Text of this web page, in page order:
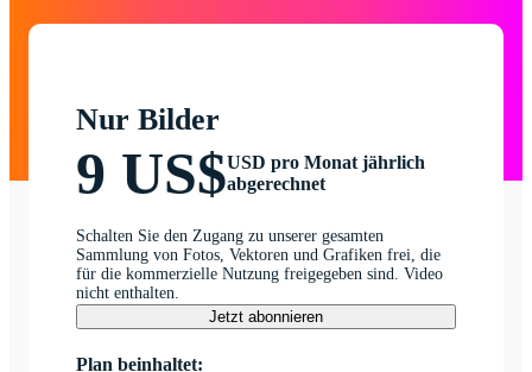
Nur Bilder
9 US$USD pro Monat jährlich
abgerechnet
Schalten Sie den Zugang zu unserer gesamten
Sammlung von Fotos, Vektoren und Grafiken frei, die
für die kommerzielle Nutzung freigegeben sind. Video
nicht enthalten.
Jetzt abonnieren
Plan beinhaltet: